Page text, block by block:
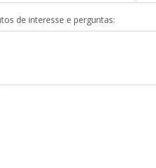
de interesse e perguntas: